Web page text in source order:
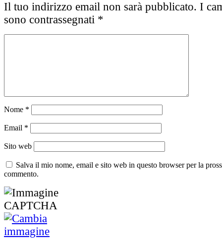
Il tuo indirizzo email non sarà pubblicato. I
sono contrassegnati *
Nome *
Email *
Sito web
Salva il mio nome, email e sito web in questo browser per la
commento.